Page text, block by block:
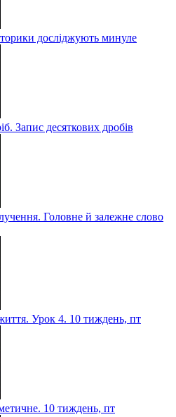
досліджують минуле
Запис десяткових дробів
Головне й залежне слово
Урок 4. 10 тиждень, пт
10 тиждень, пт